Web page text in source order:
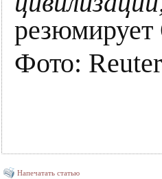
Фото:
Напечатать статью